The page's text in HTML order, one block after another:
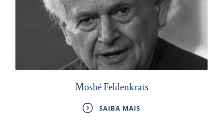
Moshé Feldenkrais
SAIBA MAIS